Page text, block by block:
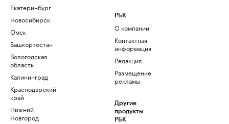
Екатеринбург
Новосибирск
Омск
Башкортостан
Вологодская
область
Калининград
Краснодарский
край
Нижний
Новгород
РБК
О компании
Контактная
информация
Редакция
Размещение
рекламы
Другие
продукты
РБК